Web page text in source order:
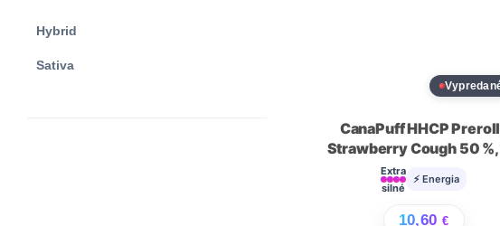
Hybrid
Sativa
CanaPuff HHCP
Strawberry Cough 50 %,
Extra
silné
⚡ Energia
10,60 €